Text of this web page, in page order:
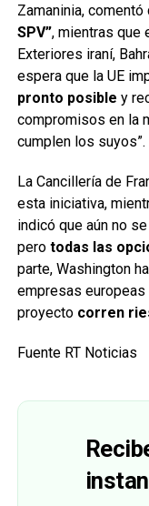
Zamaninia, comentó
SPV”, mientras que
Exteriores iraní,
espera que la UE
pronto posible y
compromisos en la
cumplen los suyos”.
La Cancillería de
esta iniciativa,
indicó que aún no
pero todas las
parte, Washington
empresas
proyecto corren
Fuente RT Noticias